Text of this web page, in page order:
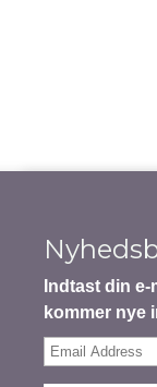
Indtast din
kommer nye
Email